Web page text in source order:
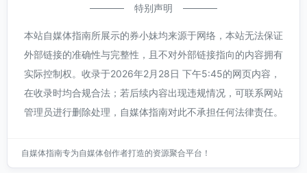
特别声明
本站自媒体指南所展示的券小妹均来源于网络，本站无法保证
外部链接的准确性与完整性，且不对外部链接指向的内容拥有
实际控制权。收录于2026年2月28日 下午5:45的网页内容，
在收录时均合规合法；若后续内容出现违规情况，可联系网站
管理员进行删除处理，自媒体指南对此不承担任何法律责任。
自媒体指南专为自媒体创作者打造的资源聚合平台！